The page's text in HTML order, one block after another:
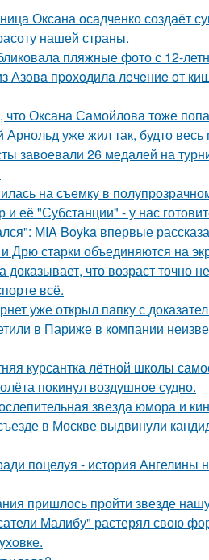
Оксана осадченко создаёт
нашей страны.
пляжные фото с 12-
Азoвa пpoхoдилa лeчeниe oт
что Оксана Самойлова тоже
уже жил так, будто весь
завоевали 26 медалей на
на съемку в
её "Субстанции" - у нас
MIA Boyka впервые
Дрю старки объединяются на
доказывает, что возраст точно
всё.
уже открыл папку с
в Париже в компании
курсантка лётной школы
покинул воздушное судно.
звезда юмора и
в Москве выдвинули
поцелуя - история
пришлось пройти звезде
Малибу" растерял свою